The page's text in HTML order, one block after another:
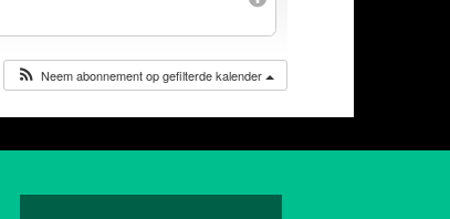
Neem abonnement op gefilterde kalender